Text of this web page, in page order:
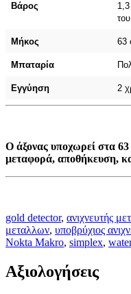
Βάρος
Μήκος 63
Μπαταρία
Εγγύηση 2
Ο άξονας υποχωρεί στα 63
μεταφορά, αποθήκευση,
gold detector, ανιχνευτής
μεταλλων, υποβρύχιος
Nokta Makro, simplex,
Αξιολογήσεις